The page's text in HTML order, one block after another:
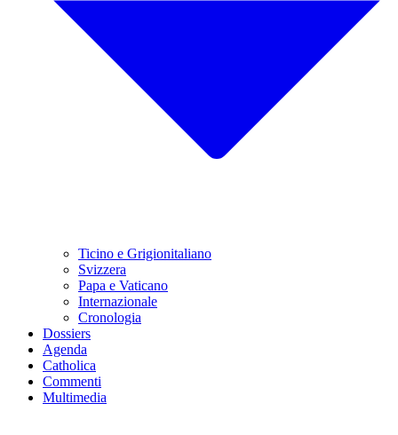
Ticino e Grigionitaliano
Svizzera
Papa e Vaticano
Internazionale
Cronologia
Dossiers
Agenda
Catholica
Commenti
Multimedia